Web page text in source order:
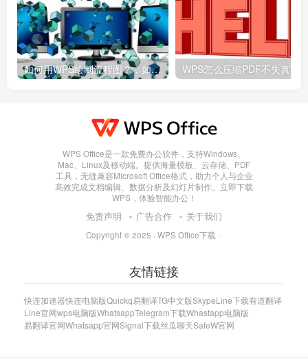
如何用WPS绘制流程图？，如何用wps绘制流程图并保存
WPS Office是一款免费办公软件，支持Windows、
Mac、Linux及移动端。提供海量模板、云存储、PDF
工具，无缝兼容Microsoft Office格式，助力个人与企业
高效完成文档编辑、数据分析及幻灯片制作。立即下载
WPS，体验智能办公！
免责声明 广告合作 关于我们
Copyright © 2025 · WPS Office下载 ·
友情链接
快连加速器快连电脑版Quickq易翻译TG中文版SkypeLine下载有道翻译
Line官网wps电脑版WhatsappTelegram下载Whastapp电脑版
易翻译官网Whatsapp官网Signal下载丝瓜聊天SafeW官网